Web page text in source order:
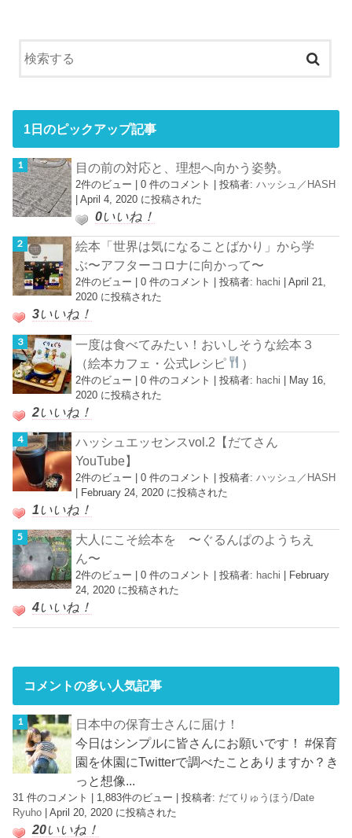
1日のピックアップ記事
目の前の対応と、理想へ向かう姿勢。
2件のビュー |0 件のコメント |投稿者:ハッシュ／HASH
|April 4, 2020 に投稿された
0いいね！
絵本「世界は気になることばかり」から学
ぶ〜アフターコロナに向かって〜
2件のビュー |0 件のコメント |投稿者: hachi |April 21,
2020 に投稿された
3いいね！
一度は食べてみたい！おいしそうな絵本３
（絵本カフェ・公式レシピ
）
2件のビュー |0 件のコメント |投稿者: hachi | May 16,
2020 に投稿された
2いいね！
ハッシュエッセンスvol.2【だてさん
YouTube】
2件のビュー |0 件のコメント |投稿者:ハッシュ／HASH
February 24, 2020 に投稿された
1 いいね！
大人にこそ絵本を 〜ぐるんぱのようちえ
ん〜
2件のビュー |0 件のコメント |投稿者: hachi
February
24, 2020 に投稿された
4いいね！
コメントの多い人気記事
日本中の保育士さんに届け！
今日はシンプルに皆さんにお願いです！ #保育
園を休園にTwitterで調べたことありますか？き
っと想像...
31 件のコメント 1,883件のビュー |投稿者: だてりゅうほう/Date
Ryuho |April 20, 2020 に投稿された
20いいね！